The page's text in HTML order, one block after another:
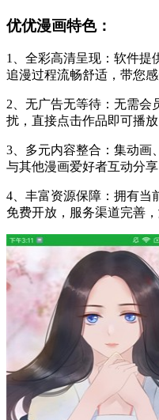
优优漫画特色：
1、全彩高清呈现：软件提
追漫过程流畅舒适，带您
2、无广告无等待：无需会
扰，直接点击作品即可播
3、多元内容整合：集动画
与其他漫画爱好者互动分享
4、丰富资源保障：拥有当
免费开放，服务渠道完善